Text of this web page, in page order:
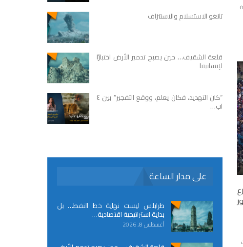
تانغو الاستسلام والاستنزاف
قلعة الشقيف… حين يصبح تدمير الأرض اختبارًا
لإنسانيتنا
“كان التهديد، فكان يعلم، ووقع التفجير” بين ٤
آب…
على مدار الساعة
طرابلس ليست نهاية خط النفط… بل
بداية استراتيجية اقتصادية…
أغسطس 8, 2026